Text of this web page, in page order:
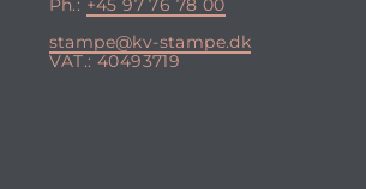
Ph.: +45 97 76 78 00
stampe@kv-stampe.dk
VAT.: 40493719